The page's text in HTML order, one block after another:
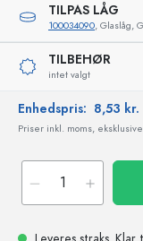
TILPAS LÅG
100034090, Glaslåg,
TILBEHØR
intet valgt
Enhedspris: 8,53 kr.
Priser inkl. moms,